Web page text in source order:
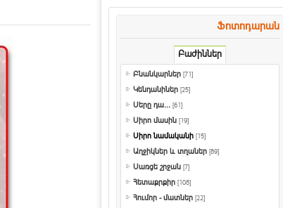
Ֆոտոդարան
Բաժիններ
Բնանկարներ [71]
Կենդանիներ [25]
Սերը դա... [61]
Սիրո մասին [19]
Սիրո նամականի [15]
Աղջիկներ և տղաներ [89]
Սառցե շրջան [7]
Հետաքրքիր [108]
Հումոր - մատներ [22]